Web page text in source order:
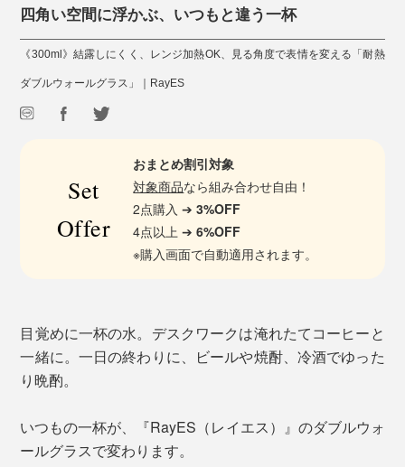
四角い空間に浮かぶ、いつもと違う一杯
《300ml》結露しにくく、レンジ加熱OK、見る角度で表情を変える「耐熱
ダブルウォールグラス」｜RayES
Set
Offer
おまとめ割引対象
対象商品なら組み合わせ自由！
2点購入 ➔3%OFF
4点以上 ➔6%OFF
※購入画面で自動適用されます。
目覚めに一杯の水。デスクワークは淹れたてコーヒーと
一緒に。一日の終わりに、ビールや焼酎、冷酒でゆった
り晩酌。
いつもの一杯が、『RayES（レイエス）』のダブルウォ
ールグラスで変わります。